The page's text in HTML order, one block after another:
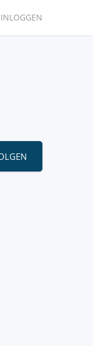
INLOGGEN